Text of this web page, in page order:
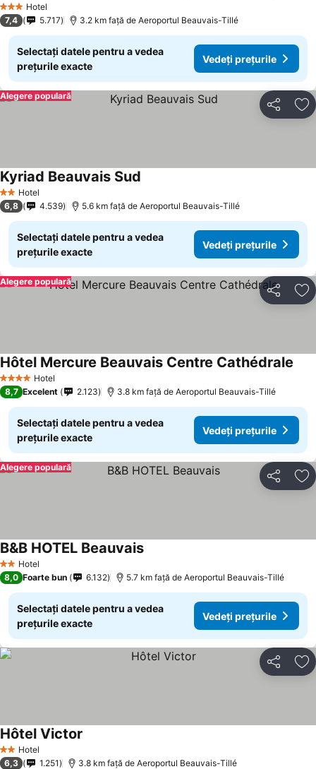
3 SteleHotel
7,4 5.717 3.2 km faţă de Aeroportul Beauvais-Tillé
Selectați datele pentru a vedea
prețurile exacte
Vedeți prețurile
Distribuiți
Alegere populară
2 SteleHotel
Kyriad Beauvais Sud
6,8 4.539 5.6 km faţă de Aeroportul Beauvais-Tillé
Selectați datele pentru a vedea
prețurile exacte
Vedeți prețurile
Distribuiți
Alegere populară
4 Stele Hotel
Hôtel Mercure Beauvais Centre Cathédrale
8,7 Excelent 2.123 3.8 km faţă de Aeroportul Beauvais-Tillé
Selectați datele pentru a vedea
prețurile exacte
Vedeți prețurile
Distribuiți
Alegere populară
2 SteleHotel
B&B HOTEL Beauvais
8,0 Foarte bun 6.132 5.7 km faţă de Aeroportul Beauvais-Tillé
Selectați datele pentru a vedea
prețurile exacte
Vedeți prețurile
Distribuiți
2 SteleHotel
Hôtel Victor
6,3 1.251 3.8 km faţă de Aeroportul Beauvais-Tillé